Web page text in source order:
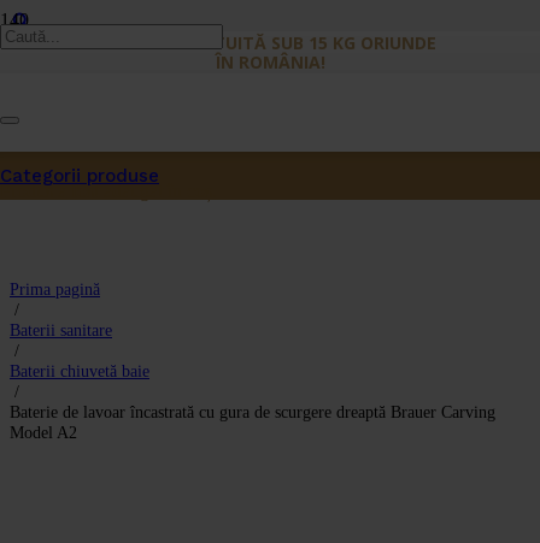
LIVRARE GRATUITĂ SUB 15 KG ORIUNDE
ÎN ROMÂNIA!
Produsa fost adăugat în coș.
Categorii produse
Prima pagină
/
Baterii sanitare
/
Baterii chiuvetă baie
/
Baterie de lavoar încastrată cu gura de scurgere dreaptă Brauer Carving
Model A2